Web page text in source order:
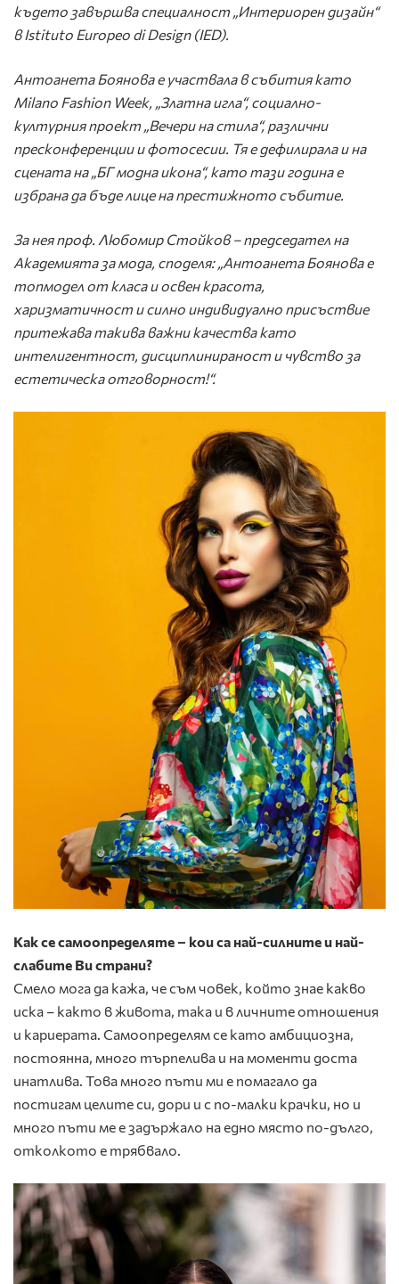
където завършва специалност „Интериорен дизайн“
в Istituto Europeo di Design (IED).
Антоанета Боянова е участвала в събития като
Milano Fashion Week, „Златна игла“, социално-
културния проект „Вечери на стила“, различни
пресконференции и фотосесии. Тя е дефилирала и на
сцената на „БГ модна икона“, като тази година е
избрана да бъде лице на престижното събитие.
За нея проф. Любомир Стойков – председател на
Академията за мода, споделя: „Антоанета Боянова е
топмодел от класа и освен красота,
харизматичност и силно индивидуално присъствие
притежава такива важни качества като
интелигентност, дисциплинираност и чувство за
естетическа отговорност!“.
Как се самоопределяте – кои са най-силните и най-
слабите Ви страни?
Смело мога да кажа, че съм човек, който знае какво
иска – както в живота, така и в личните отношения
и кариерата. Самоопределям се като амбициозна,
постоянна, много търпелива и на моменти доста
инатлива. Това много пъти ми е помагало да
постигам целите си, дори и с по-малки крачки, но и
много пъти ме е задържало на едно място по-дълго,
отколкото е трябвало.